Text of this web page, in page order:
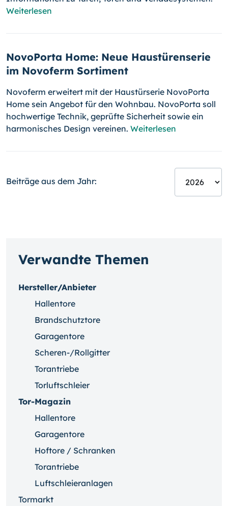
Weiterlesen
NovoPorta Home: Neue Haustürenserie
im Novoferm Sortiment
Novoferm erweitert mit der Haustürserie NovoPorta
Home sein Angebot für den Wohnbau. NovoPorta soll
hochwertige Technik, geprüfte Sicherheit sowie ein
harmonisches Design vereinen. Weiterlesen
Beiträge aus dem Jahr:
Verwandte Themen
Hersteller/Anbieter
Hallentore
Brandschutztore
Garagentore
Scheren-/Rollgitter
Torantriebe
Torluftschleier
Tor-Magazin
Hallentore
Garagentore
Hoftore / Schranken
Torantriebe
Luftschleieranlagen
Tormarkt